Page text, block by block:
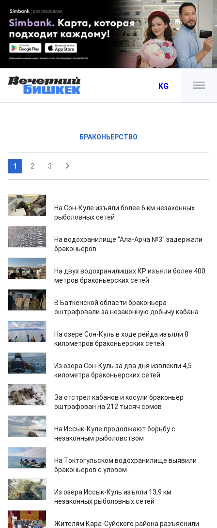
KG
БРАКОНЬЕРСТВО
1 2 3
27.07.2026
На Сон-Куле изъяли более 6 км незаконных
рыболовных сетей
08.07.2026
На водохранилище "Ала-Арча №3" задержали
браконьеров
07.07.2026
На двух водохранилищах КР изъяли более 400
метров браконьерских сетей
06.07.2026
В Баткенской области браконьера
оштрафовали за незаконную добычу кабана
16.06.2026
На озере Сон-Куль в ходе рейда изъяли 8
километров браконьерских сетей
12.06.2026
Из озера Сон-Куль за два дня извлекли 4,5
километра браконьерских сетей
10.06.2026
За отстрел кабанов и косули браконьер
оштрафован на 212 тысяч сомов
22.04.2026
На Иссык-Куле продолжают борьбу с
незаконным рыболовством
20.04.2026
На Токтогульском водохранилище выявили
браконьеров с уловом
06.04.2026
Из озера Иссык-Куль изъяли 13,9 км
незаконных рыболовных сетей
08.03.2026
Жителям Кара-Суйского района разъяснили